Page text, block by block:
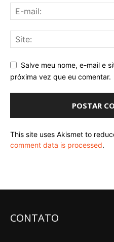
Salve meu nome, e-mail e
próxima vez que eu comentar.
This site uses Akismet to
comment data is processed.
CONTATO